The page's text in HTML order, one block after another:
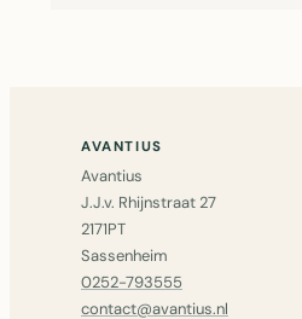
AVANTIUS
Avantius
J.J.v. Rhijnstraat 27
2171PT
Sassenheim
0252-793555
contact@avantius.nl